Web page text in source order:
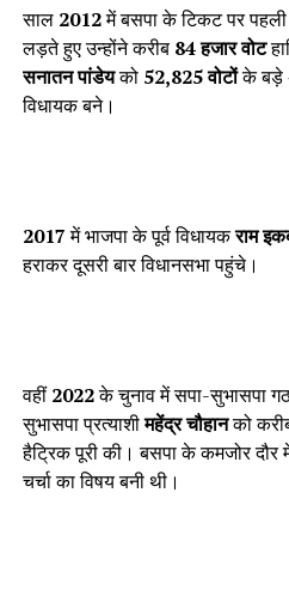
साल 2012में बसपा के टिकट पर पहली
लड़ते हुए उन्होंने करीब 84 हजार वोट
सनातन पांडेयको 52,825 वोटोंके बड़े
विधायक बने।
2017में भाजपा के पूर्व विधायकराम
हराकर दूसरी बार विधानसभा पहुंचे।
वहीं2022के चुनाव में सपा-सुभासपा
सुभासपा प्रत्याशीमहेंद्र चौहानको
हैट्रिक पूरी की। बसपा के कमजोर दौर
चर्चा का विषय बनी थी।